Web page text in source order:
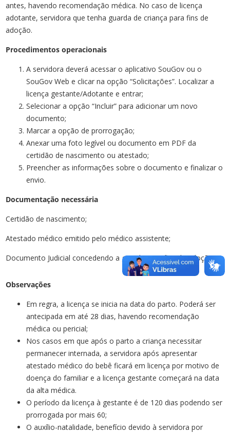
antes, havendo recomendação médica. No caso de licença
adotante, servidora que tenha guarda de criança para fins de
adoção.
Procedimentos operacionais
A servidora deverá acessar o aplicativo SouGov ou o
SouGov Web e clicar na opção “Solicitações”. Localizar a
licença gestante/Adotante e entrar;
Selecionar a opção “Incluir” para adicionar um novo
documento;
Marcar a opção de prorrogação;
Anexar uma foto legível ou documento em PDF da
certidão de nascimento ou atestado;
Preencher as informações sobre o documento e finalizar o
envio.
Documentação necessária
Certidão de nascimento;
Atestado médico emitido pelo médico assistente;
Documento Judicial concedendo a guarda para fins de adoção.
Observações
Em regra, a licença se inicia na data do parto. Poderá ser
antecipada em até 28 dias, havendo recomendação
médica ou pericial;
Nos casos em que após o parto a criança necessitar
permanecer internada, a servidora após apresentar
atestado médico do bebê ficará em licença por motivo de
doença do familiar e a licença gestante começará na data
da alta médica.
O período da licença à gestante é de 120 dias podendo ser
prorrogada por mais 60;
O auxílio-natalidade, benefício devido à servidora por